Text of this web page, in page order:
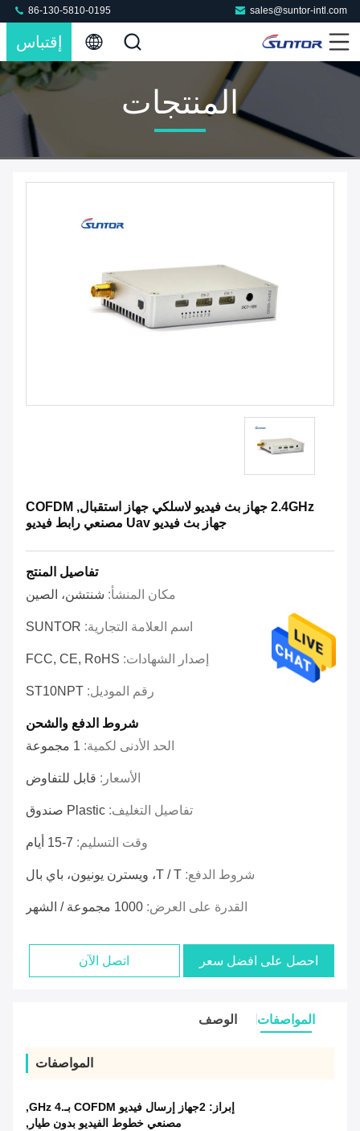
sales@suntor-intl.com
86-130-5810-0195
إقتباس
المنتجات
2.4GHz جهاز بث فيديو لاسلكي جهاز استقبال, COFDM
جهاز بث فيديو Uav مصنعي رابط فيديو
تفاصيل المنتج
مكان المنشأ: شنتشن، الصين
اسم العلامة التجارية: SUNTOR
إصدار الشهادات: FCC, CE, RoHS
رقم الموديل: ST10NPT
شروط الدفع والشحن
الحد الأدنى لكمية: 1 مجموعة
الأسعار: قابل للتفاوض
تفاصيل التغليف: Plastic صندوق
وقت التسليم: 7-15 أيام
شروط الدفع: T / T، ويسترن يونيون، باي بال
القدرة على العرض: 1000 مجموعة / الشهر
احصل على افضل سعر اتصل الآن
المواصفات الوصف
المواصفات
إبراز: 2جهاز إرسال فيديو COFDM بـ.4 GHz
,
مصنعي خطوط الفيديو بدون طيار ,